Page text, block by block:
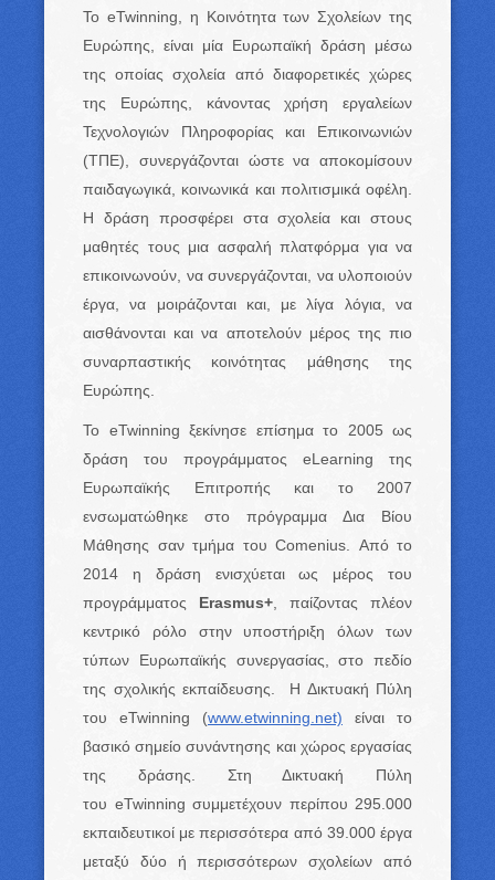
Το eTwinning, η Κοινότητα των Σχολείων της
Ευρώπης, είναι μία Ευρωπαϊκή δράση μέσω
της οποίας σχολεία από διαφορετικές χώρες
της Ευρώπης, κάνοντας χρήση εργαλείων
Τεχνολογιών Πληροφορίας και Επικοινωνιών
(ΤΠΕ), συνεργάζονται ώστε να αποκομίσουν
παιδαγωγικά, κοινωνικά και πολιτισμικά οφέλη.
Η δράση προσφέρει στα σχολεία και στους
μαθητές τους μια ασφαλή πλατφόρμα για να
επικοινωνούν, να συνεργάζονται, να υλοποιούν
έργα, να μοιράζονται και, με λίγα λόγια, να
αισθάνονται και να αποτελούν μέρος της πιο
συναρπαστικής κοινότητας μάθησης της
Ευρώπης.
Το eTwinning ξεκίνησε επίσημα το 2005 ως
δράση του προγράμματος eLearning της
Ευρωπαϊκής Επιτροπής και το 2007
ενσωματώθηκε στο πρόγραμμα Δια Βίου
Μάθησης σαν τμήμα του Comenius. Από το
2014 η δράση ενισχύεται ως μέρος του
προγράμματος Erasmus+ , παίζοντας πλέον
κεντρικό ρόλο στην υποστήριξη όλων των
τύπων Ευρωπαϊκής συνεργασίας, στο πεδίο
της σχολικής εκπαίδευσης. Η Δικτυακή Πύλη
του eTwinning (www.etwinning.net) είναι το
βασικό σημείο συνάντησης και χώρος εργασίας
της δράσης. Στη Δικτυακή Πύλη
του eTwinning συμμετέχουν περίπου 295.000
εκπαιδευτικοί με περισσότερα από 39.000 έργα
μεταξύ δύο ή περισσότερων σχολείων από